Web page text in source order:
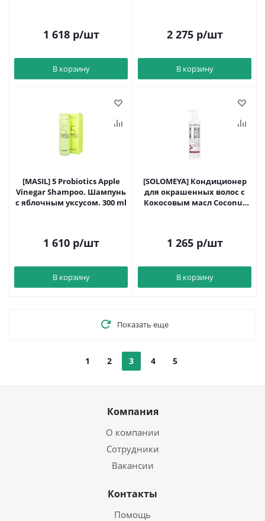
1 618р/шт
В корзину
2 275р/шт
В корзину
[MASIL] 5 Probiotics Apple
Vinegar Shampoo. Шампунь
с яблочным уксусом. 300 ml
1 610р/шт
В корзину
[SOLOMEYA] Кондиционер
для окрашенных волос с
Кокосовым масл Coconut
1 265р/шт
В корзину
Показать еще
1 2 3 4 5
Компания
О компании
Сотрудники
Вакансии
Контакты
Помощь